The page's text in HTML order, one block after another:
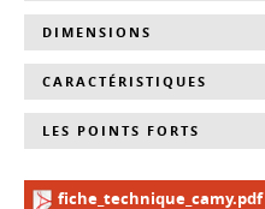
DIMENSIONS
CARACTÉRISTIQUES
LES POINTS FORTS
fiche_technique_camy.pdf